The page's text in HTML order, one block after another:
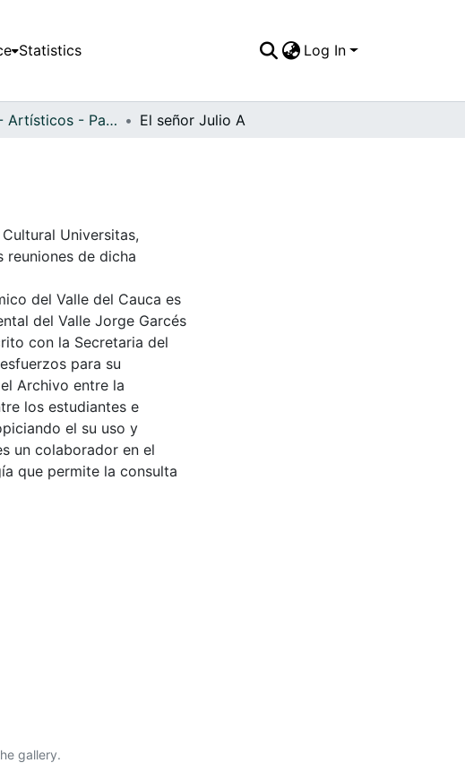
Statistics Log In
APFFVC - Artísticos - Patrimonial El señor Julio A
Universitas,
reuniones de dicha
del Valle del Cauca es
del Valle Jorge Garcés
con la Secretaria del
para su
Archivo entre la
los estudiantes e
el su uso y
un colaborador en el
que permite la consulta
gallery.